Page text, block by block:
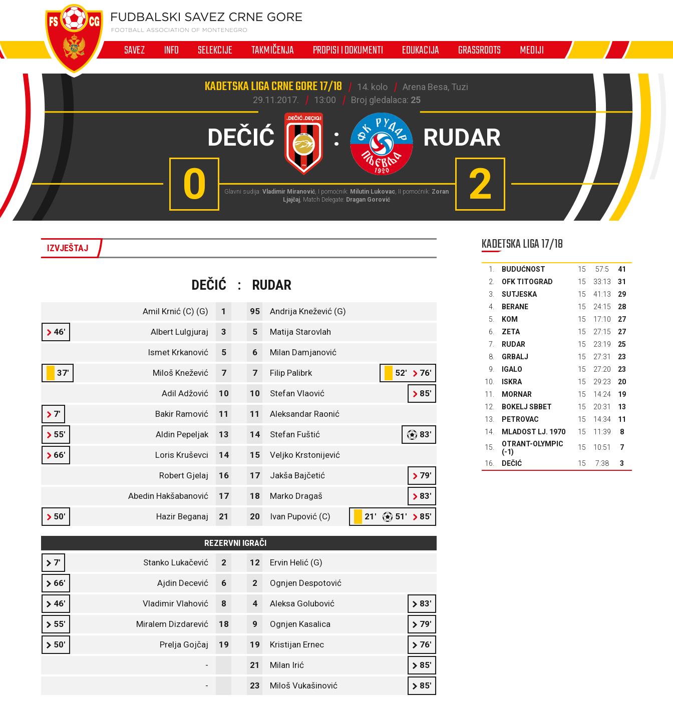
SAVEZ INFO SELEKCIJE TAKMIČENJA PROPISI I DOKUMENTI EDUKACIJA GRASSROOTS MEDIJI
KADETSKA LIGA CRNE GORE 17/18 14. kolo
Arena Besa, Tuzi
29.11.2017.
13:00 Broj gledalaca: 25
DEČIĆ : RUDAR
0 2
Glavni sudija: Vladimir Miranović, I pomoćnik: Milutin Lukovac, II pomoćnik: Zoran
Ljajčaj, Match Delegate: Dragan Gorović
IZVJEŠTAJ
DEČIĆ : RUDAR
Amil Krnić (C) (G) 1 95 Andrija Knežević (G)
46' Albert Lulgjuraj 3 5 Matija Starovlah
Ismet Krkanović 5 6 Milan Damjanović
37' Miloš Knežević 7 7 Filip Palibrk 52' 76'
Adil Adžović 10 10 Stefan Vlaović 85'
7' Bakir Ramović 11 11 Aleksandar Raonić
55' Aldin Pepeljak 13 14 Stefan Fuštić 83'
66' Loris Kruševci 14 15 Veljko Krstonijević
Robert Gjelaj 16 17 Jakša Bajčetić 79'
Abedin Hakšabanović 17 18 Marko Dragaš 83'
50' Hazir Beganaj 21 20 Ivan Pupović (C) 21' 51' 85'
REZERVNI IGRAČI
7'
Stanko Lukačević 2 12 Ervin Helić (G)
66' Ajdin Decević 6 2 Ognjen Despotović
46' Vladimir Vlahović 8 4 Aleksa Golubović 83'
55' Miralem Dizdarević 18 9 Ognjen Kasalica 79'
50' Prelja Gojčaj 19 19 Kristijan Ernec 76'
- 21 Milan Irić 85'
- 23 Miloš Vukašinović 85'
KADETSKA LIGA 17/18
1. BUDUĆNOST 15 57:5
41
2.
OFK TITOGRAD 15 33:13
31
3.
SUTJESKA 15 41:13
29
4.
BERANE 15 24:15
28
5.
KOM 15 17:10
27
6.
ZETA 15 27:15
27
7.
RUDAR 15 23:19
25
8.
GRBALJ 15 27:31
23
9.
IGALO 15 27:20
23
10.
ISKRA 15 29:23
20
11.
MORNAR 15 14:24
19
12.
BOKELJ SBBET 15 20:31
13
13.
PETROVAC 15 14:34
11
14.
MLADOST LJ. 1970 15 11:39
8
15.
OTRANT-OLYMPIC
(-1)
15 10:51
7
16.
DEČIĆ 15 7:38 3